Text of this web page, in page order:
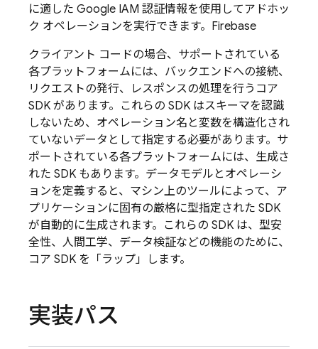
に適した Google IAM 認証情報を使用してアドホッ
ク オペレーションを実行できます。 Firebase
クライアント コードの場合、サポートされている
各プラットフォームには、バックエンドへの接続、
リクエストの発行、レスポンスの処理を行うコア
SDK があります。これらの SDK はスキーマを認識
しないため、オペレーション名と変数を構造化され
ていないデータとして指定する必要があります。サ
ポートされている各プラットフォームには、生成さ
れた SDK もあります。データモデルとオペレーシ
ョンを定義すると、マシン上のツールによって、ア
プリケーションに固有の厳格に型指定された SDK
が自動的に生成されます。これらの SDK は、型安
全性、人間工学、データ検証などの機能のために、
コア SDK を「ラップ」します。
実装パス